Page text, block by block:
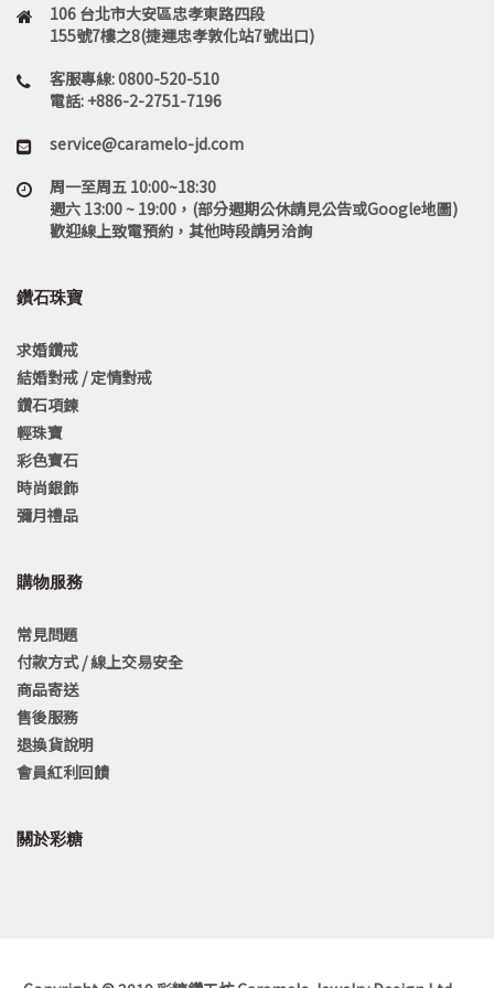
106 台北市大安區忠孝東路四段
155號7樓之8(捷運忠孝敦化站7號出口)
客服專線: 0800-520-510
電話: +886-2-2751-7196
service@caramelo-jd.com
周一至周五 10:00~18:30
週六 13:00 ~ 19:00，(部分週期公休請見公告或Google地圖)
歡迎線上致電預約，其他時段請另洽詢
鑽石珠寶
求婚鑽戒
結婚對戒 / 定情對戒
鑽石項鍊
輕珠寶
彩色寶石
時尚銀飾
彌月禮品
購物服務
常見問題
付款方式 / 線上交易安全
商品寄送
售後服務
退換貨說明
會員紅利回饋
關於彩糖